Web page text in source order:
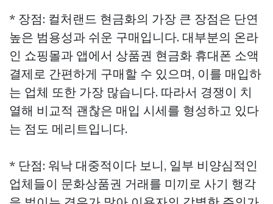
* 장점: 컬처랜드 현금화의 가장 큰 장점은 단연
높은 범용성과 쉬운 구매입니다. 대부분의 온라
인 쇼핑몰과 앱에서 상품권 현금화 휴대폰 소액
결제로 간편하게 구매할 수 있으며, 이를 매입하
는 업체 또한 가장 많습니다. 따라서 경쟁이 치
열해 비교적 괜찮은 매입 시세를 형성하고 있다
는 점도 메리트입니다.
* 단점: 워낙 대중적이다 보니, 일부 비양심적인
업체들이 문화상품권 거래를 미끼로 사기 행각